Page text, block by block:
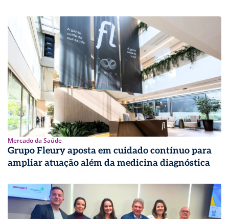
Mercado da Saúde
Grupo Fleury aposta em cuidado contínuo para
ampliar atuação além da medicina diagnóstica